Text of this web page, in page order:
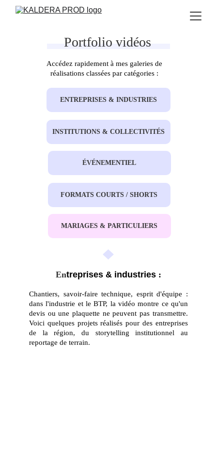
Portfolio vidéos
Accédez rapidement à mes galeries de
réalisations classées par catégories :
ENTREPRISES & INDUSTRIES
INSTITUTIONS & COLLECTIVITÉS
ÉVÉNEMENTIEL
MARIAGES & PARTICULIERS
FORMATS COURTS / SHORTS
Entreprises & industries :
Chantiers, savoir-faire technique, esprit d'équipe :
dans l'industrie et le BTP, la vidéo montre ce qu'un
devis ou une plaquette ne peuvent pas transmettre.
Voici quelques projets réalisés pour des entreprises
de la région, du storytelling institutionnel au
reportage de terrain.